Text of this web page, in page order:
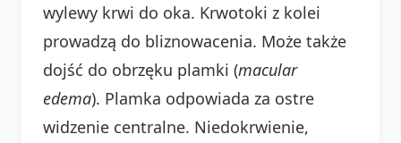
wylewy krwi do oka. Krwotoki z kolei
prowadzą do bliznowacenia. Może także
dojść do obrzęku plamki (macular
edema). Plamka odpowiada za ostre
widzenie centralne. Niedokrwienie,